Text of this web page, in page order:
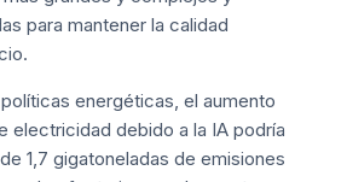
para mantener la calidad
energéticas, el aumento
electricidad debido a la IA podría
1,7 gigatoneladas de emisiones